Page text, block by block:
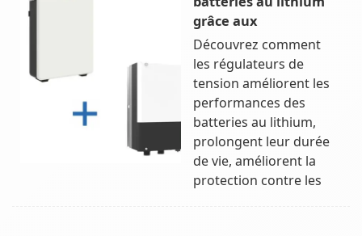
grâce aux
Découvrez comment
les régulateurs de
tension améliorent les
performances des
batteries au lithium,
prolongent leur durée
de vie, améliorent la
protection contre les